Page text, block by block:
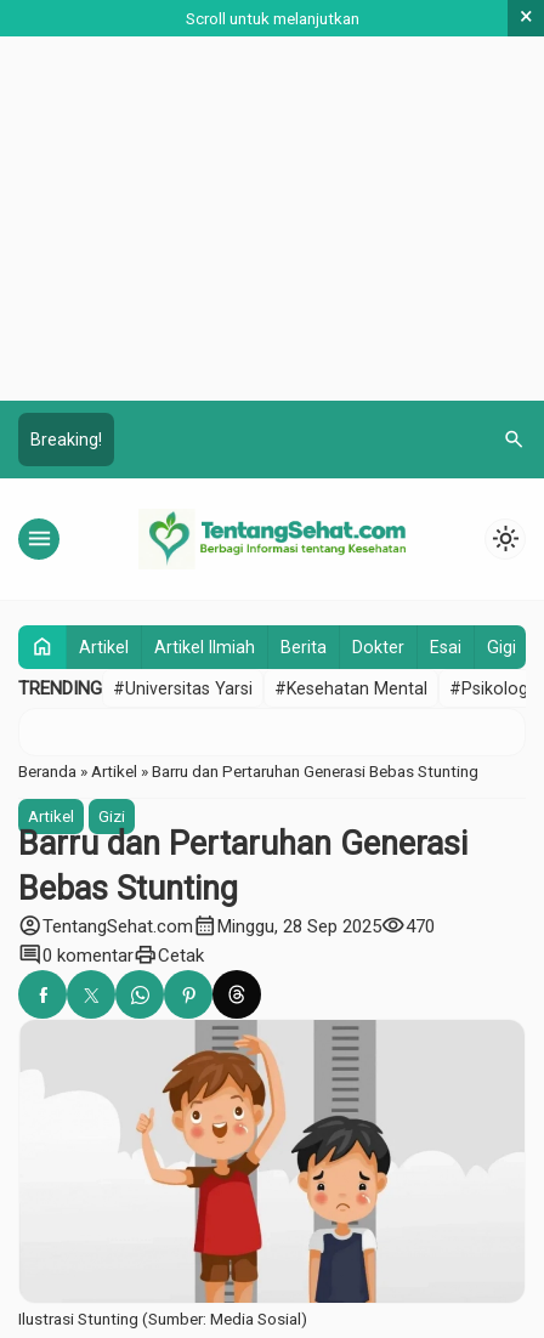
Scroll untuk melanjutkan ×
Breaking! search
menu light_mode
home Artikel Artikel Ilmiah Berita Dokter Esai Gigi
TRENDING #Universitas Yarsi #Kesehatan Mental #Psikologi
Beranda » Artikel »Barru dan Pertaruhan Generasi Bebas Stunting
Artikel Gizi
Barru dan Pertaruhan Generasi
Bebas Stunting
account_circleTentangSehat.comcalendar_monthMinggu, 28 Sep 2025visibility470
comment0 komentarprintCetak
Ilustrasi Stunting (Sumber: Media Sosial)